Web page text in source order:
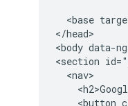
<base
</head>
<body data-
<section
  <nav>
<button